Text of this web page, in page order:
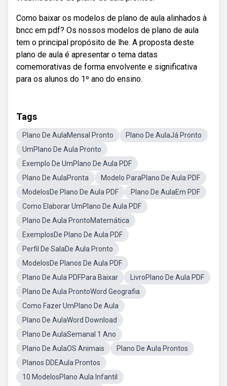
Como baixar os modelos de plano de aula alinhados à
bncc em pdf? Os nossos modelos de plano de aula
tem o principal propósito de lhe. A proposta deste
plano de aula é apresentar o tema datas
comemorativas de forma envolvente e significativa
para os alunos do 1º ano do ensino.
Tags
Plano De AulaMensal Pronto
Plano De AulaJá Pronto
UmPlano De Aula Pronto
Exemplo De UmPlano De Aula PDF
Plano De AulaPronta
Modelo ParaPlano De Aula PDF
ModelosDe Plano De Aula PDF
Plano De AulaEm PDF
Como Elaborar UmPlano De Aula PDF
Plano De Aula ProntoMatemática
ExemplosDe Plano De Aula PDF
Perfil De SalaDe Aula Pronto
ModelosDe Planos De Aula PDF
Plano De Aula PDFPara Baixar
LivroPlano De Aula PDF
Plano De Aula ProntoWord Geografia
Como Fazer UmPlano De Aula
Plano De AulaWord Download
Plano De AulaSemanal 1 Ano
Plano De AulaOS Animais
Plano De Aula Prontos
Planos DDEAula Prontos
10 ModelosPlano Aula Infantil